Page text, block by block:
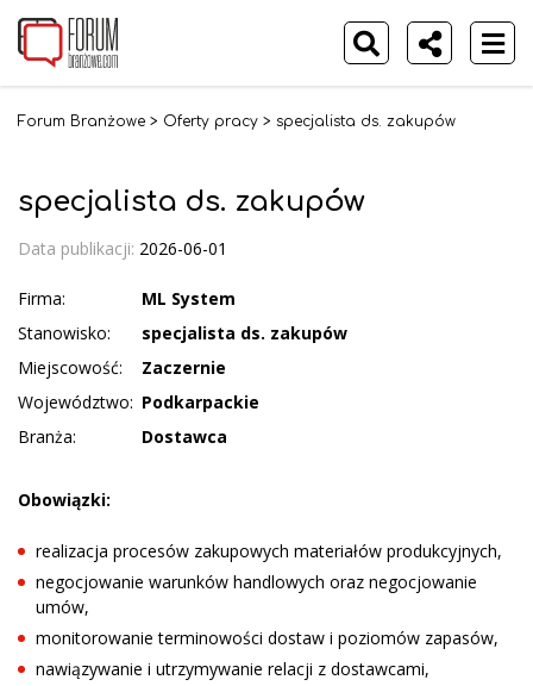
Forum Branżowe > Oferty pracy > specjalista ds. zakupów
specjalista ds. zakupów
Data publikacji: 2026-06-01
Firma:
ML System
Stanowisko:
specjalista ds. zakupów
Miejscowość:
Zaczernie
Województwo: Podkarpackie
Branża:
Dostawca
Obowiązki:
realizacja procesów zakupowych materiałów produkcyjnych,
negocjowanie warunków handlowych oraz negocjowanie
umów,
monitorowanie terminowości dostaw i poziomów zapasów,
nawiązywanie i utrzymywanie relacji z dostawcami,